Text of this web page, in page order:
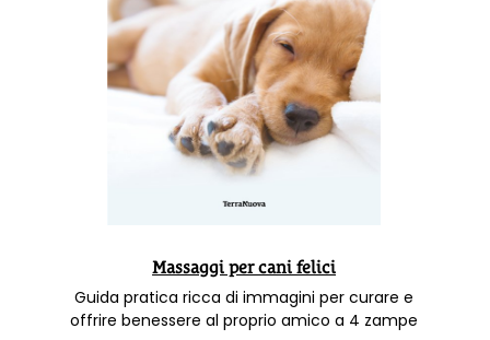
Massaggi per cani felici
Guida pratica ricca di immagini per curare e
offrire benessere al proprio amico a 4 zampe